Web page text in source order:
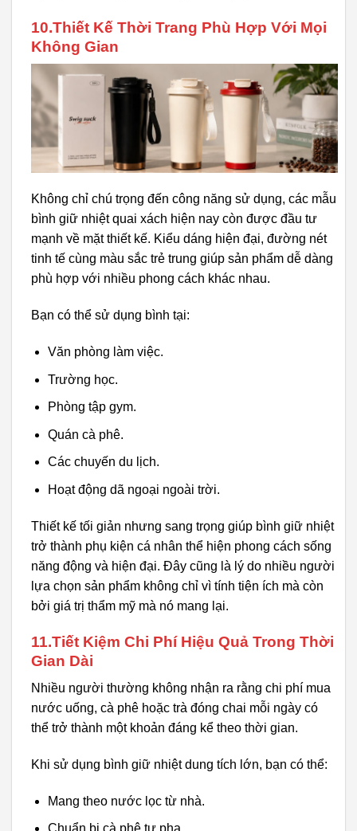
10.Thiết Kế Thời Trang Phù Hợp Với Mọi
Không Gian
Không chỉ chú trọng đến công năng sử dụng, các mẫu
bình giữ nhiệt quai xách hiện nay còn được đầu tư
mạnh về mặt thiết kế. Kiểu dáng hiện đại, đường nét
tinh tế cùng màu sắc trẻ trung giúp sản phẩm dễ dàng
phù hợp với nhiều phong cách khác nhau.
Bạn có thể sử dụng bình tại:
Văn phòng làm việc.
Trường học.
Phòng tập gym.
Quán cà phê.
Các chuyến du lịch.
Hoạt động dã ngoại ngoài trời.
Thiết kế tối giản nhưng sang trọng giúp bình giữ nhiệt
trở thành phụ kiện cá nhân thể hiện phong cách sống
năng động và hiện đại. Đây cũng là lý do nhiều người
lựa chọn sản phẩm không chỉ vì tính tiện ích mà còn
bởi giá trị thẩm mỹ mà nó mang lại.
11.Tiết Kiệm Chi Phí Hiệu Quả Trong Thời
Gian Dài
Nhiều người thường không nhận ra rằng chi phí mua
nước uống, cà phê hoặc trà đóng chai mỗi ngày có
thể trở thành một khoản đáng kể theo thời gian.
Khi sử dụng bình giữ nhiệt dung tích lớn, bạn có thể:
Mang theo nước lọc từ nhà.